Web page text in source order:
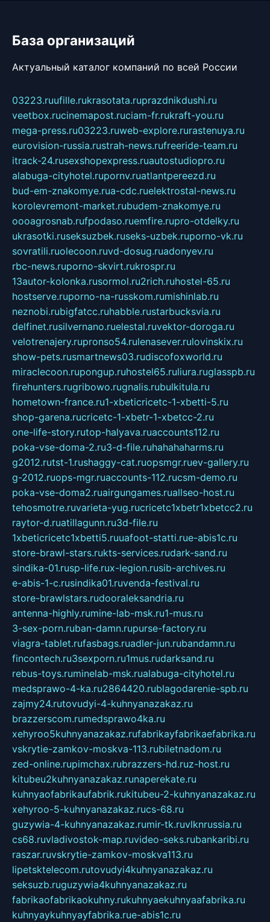
База организаций
Актуальный каталог компаний по всей России
03223.ruufille.rukrasotata.ruprazdnikdushi.ru
veetbox.rucinemapost.ruciam-fr.rukraft-you.ru
mega-press.ru03223.ruweb-explore.rurastenuya.ru
eurovision-russia.rustrah-news.rufreeride-team.ru
itrack-24.rusexshopexpress.ruautostudiopro.ru
alabuga-cityhotel.rupornv.ruatlantpereezd.ru
bud-em-znakomye.rua-cdc.ruelektrostal-news.ru
korolevremont-market.rubudem-znakomye.ru
oooagrosnab.rufpodaso.ruemfire.rupro-otdelky.ru
ukrasotki.ruseksuzbek.ruseks-uzbek.ruporno-vk.ru
sovratili.ruolecoon.ruvd-dosug.ruadonyev.ru
rbc-news.ruporno-skvirt.rukrospr.ru
13autor-kolonka.rusormol.ru2rich.ruhostel-65.ru
hostserve.ruporno-na-russkom.rumishinlab.ru
neznobi.rubigfatcc.ruhabble.rustarbucksvia.ru
delfinet.rusilvernano.ruelestal.ruvektor-doroga.ru
velotrenajery.rupronso54.rulenasever.rulovinskix.ru
show-pets.rusmartnews03.rudiscofoxworld.ru
miraclecoon.rupongup.ruhostel65.ruliura.ruglasspb.ru
firehunters.rugribowo.rugnalis.rubulkitula.ru
hometown-france.ru1-xbeticricetc-1-xbetti-5.ru
shop-garena.rucricetc-1-xbetr-1-xbetcc-2.ru
one-life-story.rutop-halyava.ruaccounts112.ru
poka-vse-doma-2.ru3-d-file.ruhahahaharms.ru
g2012.rutst-1.rushaggy-cat.ruopsmgr.ruev-gallery.ru
g-2012.ruops-mgr.ruaccounts-112.rucsm-demo.ru
poka-vse-doma2.ruairgungames.ruallseo-host.ru
tehosmotre.ruvarieta-yug.rucricetc1xbetr1xbetcc2.ru
raytor-d.ruatillagunn.ru3d-file.ru
1xbeticricetc1xbetti5.ruuafoot-statti.rue-abis1c.ru
store-brawl-stars.rukts-services.rudark-sand.ru
sindika-01.rusp-life.rux-legion.rusib-archives.ru
e-abis-1-c.rusindika01.ruvenda-festival.ru
store-brawlstars.rudooraleksandria.ru
antenna-highly.rumine-lab-msk.ru1-mus.ru
3-sex-porn.ruban-damn.rupurse-factory.ru
viagra-tablet.rufasbags.ruadler-jun.rubandamn.ru
fincontech.ru3sexporn.ru1mus.rudarksand.ru
rebus-toys.ruminelab-msk.rualabuga-cityhotel.ru
medsprawo-4-ka.ru2864420.rublagodarenie-spb.ru
zajmy24.rutovudyi-4-kuhnyanazakaz.ru
brazzerscom.rumedsprawo4ka.ru
xehyroo5kuhnyanazakaz.rufabrikayfabrikaefabrika.ru
vskrytie-zamkov-moskva-113.rubiletnadom.ru
zed-online.rupimchax.rubrazzers-hd.ruz-host.ru
kitubeu2kuhnyanazakaz.runaperekate.ru
kuhnyaofabrikaufabrik.rukitubeu-2-kuhnyanazakaz.ru
xehyroo-5-kuhnyanazakaz.rucs-68.ru
guzywia-4-kuhnyanazakaz.rumir-tk.ruvlknrussia.ru
cs68.ruvladivostok-map.ruvideo-seks.rubankaribi.ru
raszar.ruvskrytie-zamkov-moskva113.ru
lipetsktelecom.rutovudyi4kuhnyanazakaz.ru
seksuzb.ruguzywia4kuhnyanazakaz.ru
fabrikaofabrikaokuhny.rukuhnyaekuhnyaafabrika.ru
kuhnyaykuhnyayfabrika.rue-abis1c.ru